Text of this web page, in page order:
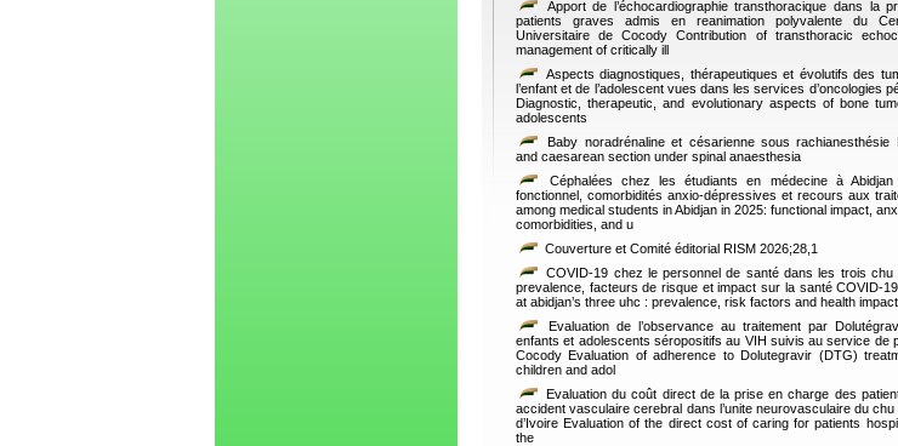
Apport de l’échocardiographie transthoracique dans la
patients graves admis en reanimation polyvalente du
Universitaire de Cocody Contribution of transthoracic
management of critically ill
Aspects diagnostiques, thérapeutiques et évolutifs des
l’enfant et de l’adolescent vues dans les services d’oncologies
Diagnostic, therapeutic, and evolutionary aspects of bone
adolescents
Baby noradrénaline et césarienne sous rachianesthésie
and caesarean section under spinal anaesthesia
Céphalées chez les étudiants en médecine à
fonctionnel, comorbidités anxio-dépressives et recours aux
among medical students in Abidjan in 2025: functional impact,
comorbidities, and u
Couverture et Comité éditorial RISM 2026;28,1
COVID-19 chez le personnel de santé dans les trois chu
prevalence, facteurs de risque et impact sur la santé COVID-
at abidjan’s three uhc : prevalence, risk factors and health impact
Evaluation de l’observance au traitement par
enfants et adolescents séropositifs au VIH suivis au service de
Cocody Evaluation of adherence to Dolutegravir (DTG)
children and adol
Evaluation du coût direct de la prise en charge des
accident vasculaire cerebral dans l’unite neurovasculaire du
d’Ivoire Evaluation of the direct cost of caring for patients
the